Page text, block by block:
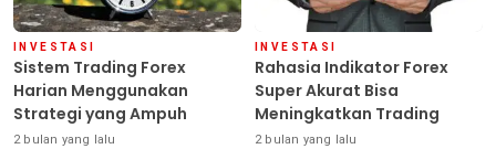
INVESTASI
Sistem Trading Forex
Harian Menggunakan
Strategi yang Ampuh
2 bulan yang lalu
INVESTASI
Rahasia Indikator Forex
Super Akurat Bisa
Meningkatkan Trading
2 bulan yang lalu